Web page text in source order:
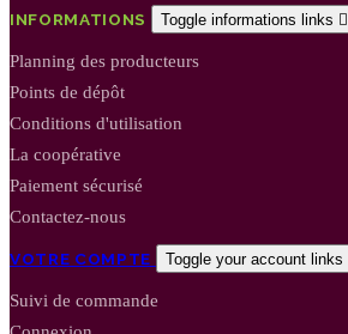
INFORMATIONS Toggle informations links 
Planning des producteurs
Points de dépôt
Conditions d'utilisation
La coopérative
Paiement sécurisé
Contactez-nous
VOTRE COMPTE Toggle your account links
Suivi de commande